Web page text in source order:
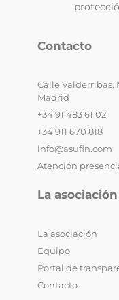
Contacto
Calle Valderribas,
Madrid
+34 91 483 61 02
+34 911 670 818
info@asufin.com
Atención
La asociación
La asociación
Equipo
Portal de
Contacto